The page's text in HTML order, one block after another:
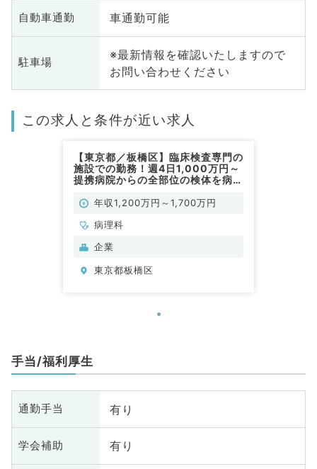
自動車通勤 車通勤可能
駐車場
※最新情報を確認いたしますので
お問い合わせください
この求人と条件が近い求人
【東京都／板橋区】臨床検査専門の
施設での勤務！週4日1,000万円～
提携病院からの全部位の検体を病理
る方なら尚可（病理科／常勤）
年収1,200万円～1,700万円
病理科
企業
東京都板橋区
手当/福利厚生
通勤手当 有り
学会補助 有り